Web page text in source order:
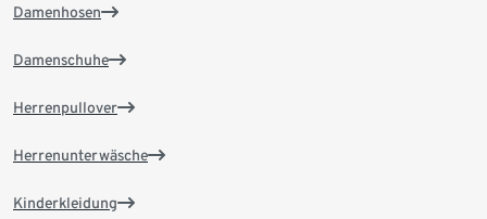
Damenhosen
Damenschuhe
Herrenpullover
Herrenunterwäsche
Kinderkleidung